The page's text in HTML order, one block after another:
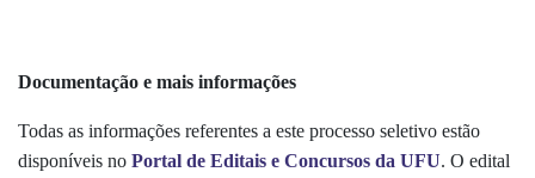
Documentação e mais informações
Todas as informações referentes a este processo seletivo estão
disponíveis no Portal de Editais e Concursos da UFU. O edital